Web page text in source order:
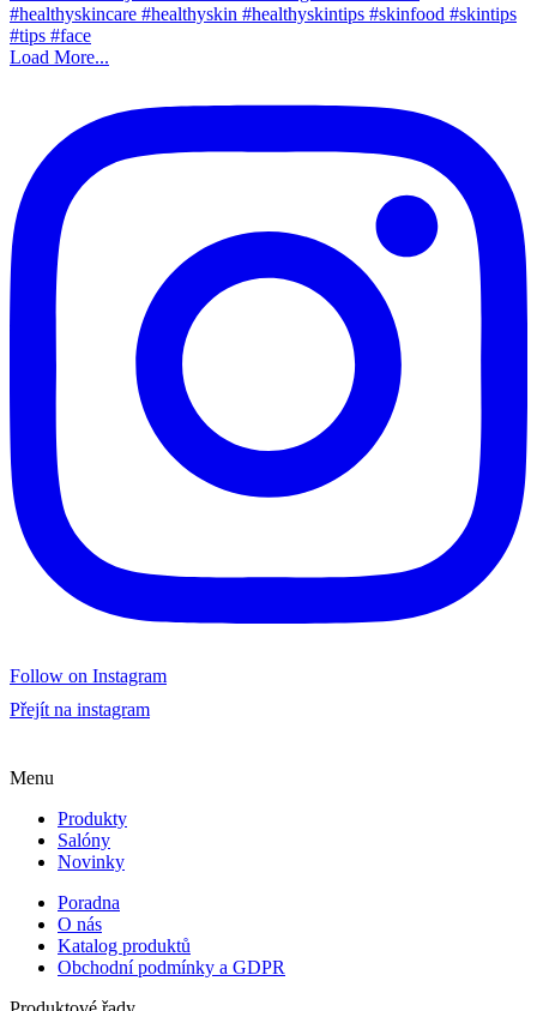
Load More...
Follow on Instagram
Přejít na instagram
Menu
Produkty
Salóny
Novinky
Poradna
O nás
Katalog produktů
Obchodní podmínky a GDPR